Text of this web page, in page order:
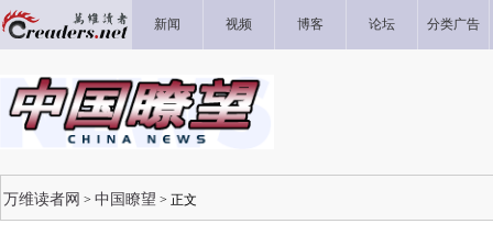
新闻 视频 博客 论坛 分类广告
万维读者网 > 中国瞭望 > 正文